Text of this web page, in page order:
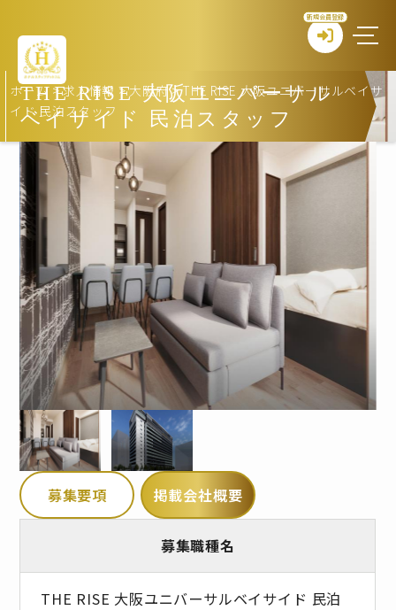
新規会員登録
THE RISE 大阪ユニバーサル
ベイサイド 民泊スタッフ
ホーム>求人情報 >大阪府>THE RISE 大阪ユニバーサルベイサ
イド 民泊スタッフ
募集要項 掲載会社概要
募集職種名
THE RISE 大阪ユニバーサルベイサイド 民泊